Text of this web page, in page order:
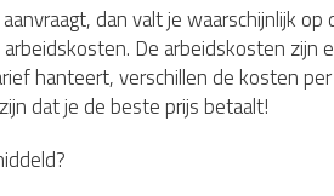
dan valt je waarschijnlijk
De arbeidskosten zijn
hanteert, verschillen de kosten
dat je de beste prijs betaalt!